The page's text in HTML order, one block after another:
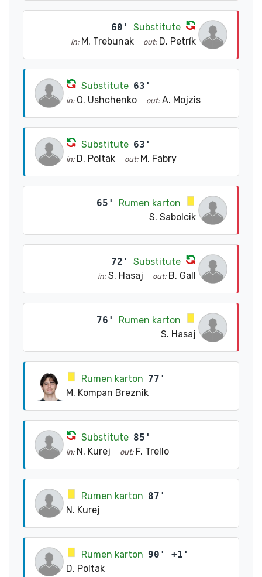
60' Substitute
in: M. Trebunak out: D. Petrík
Substitute 63'
in: O. Ushchenko out: A. Mojzis
Substitute 63'
in: D. Poltak out: M. Fabry
65'
Rumen karton
S. Sabolcik
72' Substitute
in: S. Hasaj out: B. Gall
76'
Rumen karton
S. Hasaj
Rumen karton 77'
M. Kompan Breznik
Substitute 85'
in: N. Kurej out: F. Trello
Rumen karton 87'
N. Kurej
Rumen karton 90' +1'
D. Poltak